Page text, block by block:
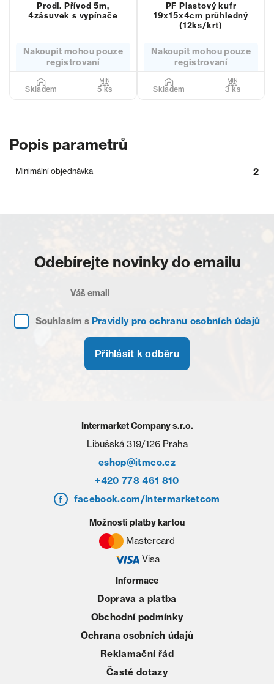
Prodl. Přívod 5m,
4zásuvek s vypínače
Nakoupit mohou pouze
registrovaní
Skladem 5 ks
PF Plastový kufr
19x15x4cm průhledný
(12ks/krt)
Nakoupit mohou pouze
registrovaní
Skladem 3 ks
Popis parametrů
Minimální objednávka 2
Odebírejte novinky do emailu
Souhlasím s Pravidly pro ochranu osobních údajů
Přihlásit k odběru
Intermarket Company s.r.o.
Libušská 319/126 Praha
eshop@itmco.cz
+420 778 461 810
facebook.com/Intermarketcom
Informace
Doprava a platba
Obchodní podmínky
Ochrana osobních údajů
Reklamační řád
Časté dotazy
Možnosti platby kartou
Mastercard
Visa